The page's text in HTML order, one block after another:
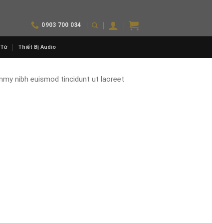
0903 700 034
Thiết Bị Audio
nibh euismod tincidunt ut laoreet